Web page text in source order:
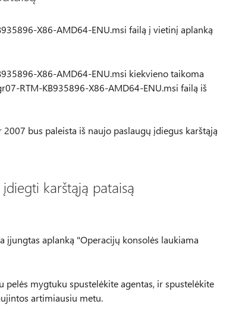
X86-AMD64-ENU.msi failą į vietinį aplanką
X86-AMD64-ENU.msi kiekvieno taikoma
RTM-KB935896-X86-AMD64-ENU.msi failą iš
bus paleista iš naujo paslaugų įdiegus karštąją
karštąją pataisą
aplanką "Operacijų konsolės laukiama
mygtuku spustelėkite agentas, ir spustelėkite
artimiausiu metu.